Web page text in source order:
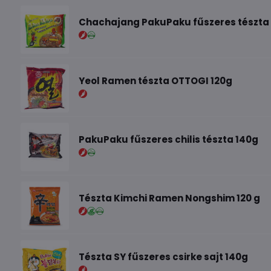
Chachajang PakuPaku fűszeres tészta
Yeol Ramen tészta OTTOGI 120g
PakuPaku fűszeres chilis tészta 140g
Tészta Kimchi Ramen Nongshim 120 g
Tészta SY fűszeres csirke sajt 140g